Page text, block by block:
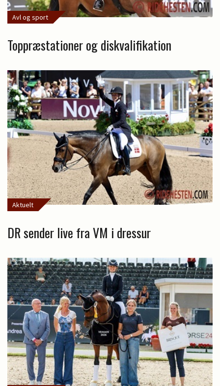
Avl og sport
Toppræstationer og diskvalifikation
Aktuelt
DR sender live fra VM i dressur